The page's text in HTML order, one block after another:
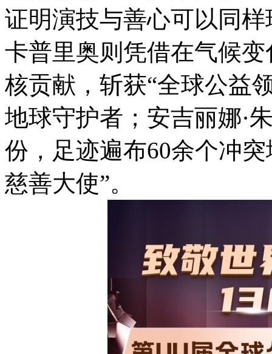
证明演技与善心可以同样
卡普里奥则凭借在气候
核贡献，斩获“全球公益
地球守护者；安吉丽娜·
份，足迹遍布60余个冲
慈善大使”。